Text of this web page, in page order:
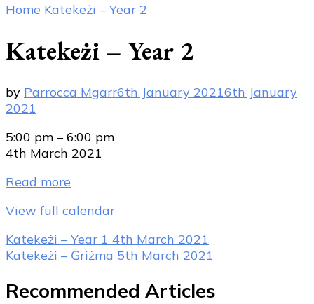
Home Katekeżi – Year 2
Katekeżi – Year 2
by Parrocca Mgarr6th January 20216th January
2021
Katekeżi
-
2
5:00 pm – 6:00 pm
4th March 2021
Read more
View full calendar
Post
Navigation
Katekeżi – Year 1 4th March 2021
Katekeżi – Ġriżma 5th March 2021
Recommended Articles